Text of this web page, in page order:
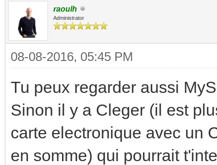
raoulh
Administrator
08-08-2016, 05:45 PM
Tu peux regarder aussi
Sinon il y a Cleger (il est
carte electronique avec un
en somme) qui pourrait